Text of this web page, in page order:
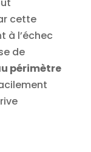
cette
à l’échec
de
périmètre